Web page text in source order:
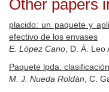
Other papers
placido: un paquete y
efectivo de los envases
E. López Cano , D. Á. Leo
Paquete lpda:
M. J. Nueda Roldán , C.